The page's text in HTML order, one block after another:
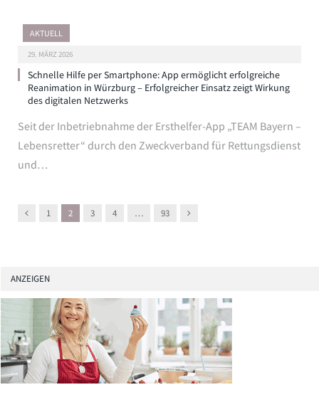
AKTUELL
29. MÄRZ 2026
Schnelle Hilfe per Smartphone: App ermöglicht erfolgreiche
Reanimation in Würzburg – Erfolgreicher Einsatz zeigt Wirkung
des digitalen Netzwerks
Seit der Inbetriebnahme der Ersthelfer-App „TEAM Bayern –
Lebensretter“ durch den Zweckverband für Rettungsdienst
und…
Previous
1 2 3 4 … 93 Next
ANZEIGEN